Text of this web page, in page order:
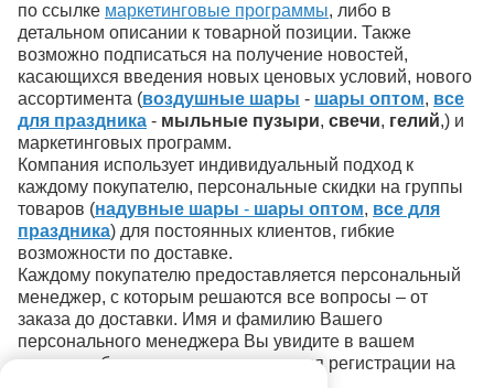
по ссылке маркетинговые программы, либо в
детальном описании к товарной позиции. Также
возможно подписаться на получение новостей,
касающихся введения новых ценовых условий, нового
ассортимента (воздушные шары - шары оптом, все
для праздника - мыльные пузыри, свечи, гелий,) и
маркетинговых программ.
Компания использует индивидуальный подход к
каждому покупателю, персональные скидки на группы
товаров (надувные шары - шары оптом, все для
праздника) для постоянных клиентов, гибкие
возможности по доставке.
Каждому покупателю предоставляется персональный
менеджер, с которым решаются все вопросы – от
заказа до доставки. Имя и фамилию Вашего
персонального менеджера Вы увидите в вашем
личном кабинете после прохождения регистрации на